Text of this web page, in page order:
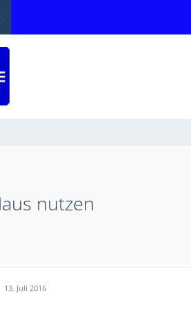
nutzen
13. Juli 2016